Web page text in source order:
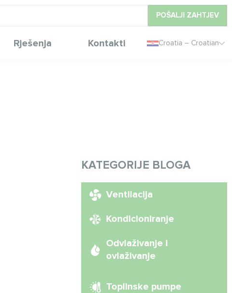
POŠALJI ZAHTJEV
Rješenja Kontakti Croatia – Croatian
KATEGORIJE BLOGA
Ventilacija
Kondicioniranje
Odvlaživanje i
ovlaživanje
Toplinske pumpe